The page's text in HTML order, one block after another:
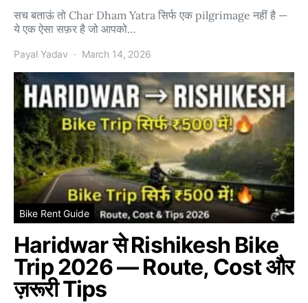
सच बताऊं तो Char Dham Yatra सिर्फ एक pilgrimage नहीं है —
ये एक ऐसा सफ़र है जो आपको…
Payal Yadav March 14, 2026
Bike Rent Guide
Haridwar से Rishikesh Bike
Trip 2026 — Route, Cost और
ज़रूरी Tips